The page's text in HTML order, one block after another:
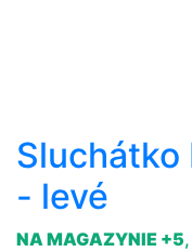
Sluchátko
- levé
NA MAGAZYNIE +5